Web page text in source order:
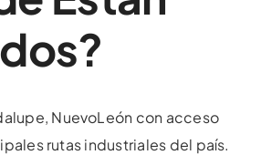
NuevoLeón con acceso
rutas industriales del país.